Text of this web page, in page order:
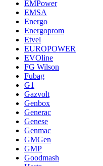
EMPower
EMSA
Energo
Energoprom
Etvel
EUROPOWER
EVOline
FG Wilson
Fubag
G1
Gazvolt
Genbox
Generac
Genese
Genmac
GMGen
GMP
Goodmash